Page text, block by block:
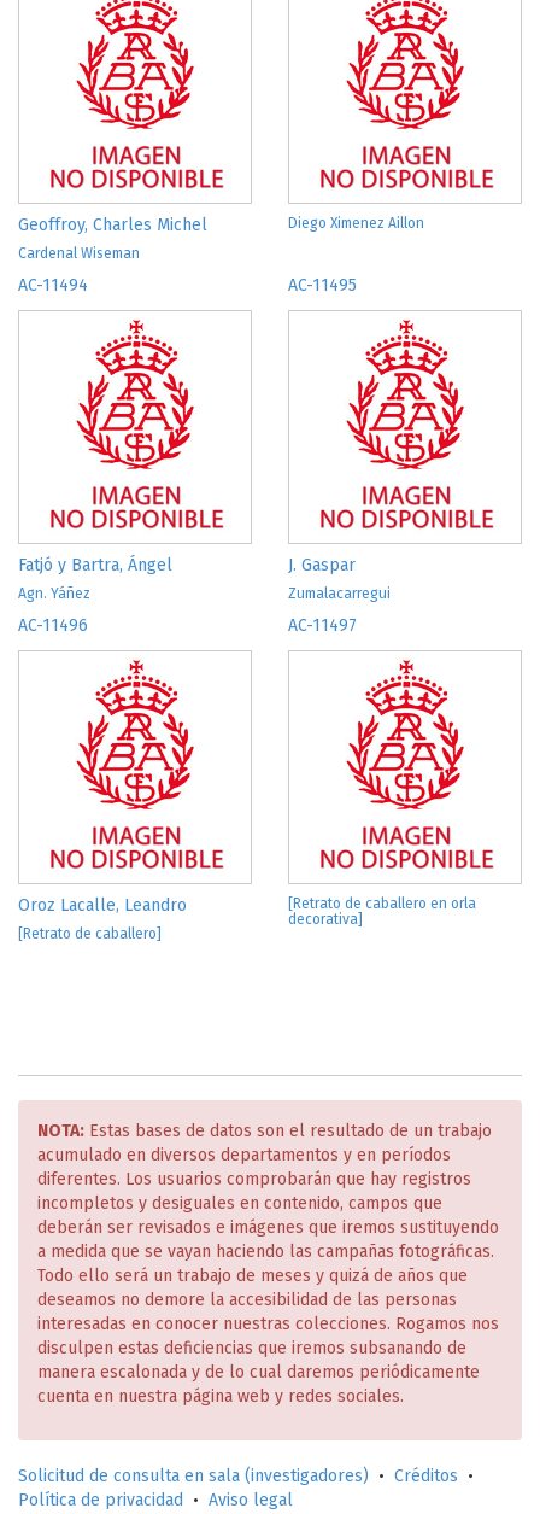
Geoffroy, Charles Michel
Cardenal Wiseman
Diego Ximenez Aillon
AC-11494
Fatjó y Bartra, Ángel
Agn. Yáñez
AC-11495
J. Gaspar
Zumalacarregui
AC-11496
Oroz Lacalle, Leandro
[Retrato de caballero]
AC-11497
[Retrato de caballero en orla
decorativa]
NOTA: Estas bases de datos son el resultado de un trabajo
acumulado en diversos departamentos y en períodos
diferentes. Los usuarios comprobarán que hay registros
incompletos y desiguales en contenido, campos que
deberán ser revisados e imágenes que iremos sustituyendo
a medida que se vayan haciendo las campañas fotográficas.
Todo ello será un trabajo de meses y quizá de años que
deseamos no demore la accesibilidad de las personas
interesadas en conocer nuestras colecciones. Rogamos nos
disculpen estas deficiencias que iremos subsanando de
manera escalonada y de lo cual daremos periódicamente
cuenta en nuestra página web y redes sociales.
Solicitud de consulta en sala (investigadores) • Créditos •
Política de privacidad
• Aviso legal